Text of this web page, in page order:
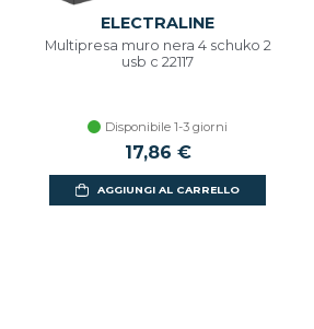
ELECTRALINE
Multipresa muro nera 4 schuko 2
usb c 22117
Disponibile 1-3 giorni
17,86 €
AGGIUNGI AL CARRELLO